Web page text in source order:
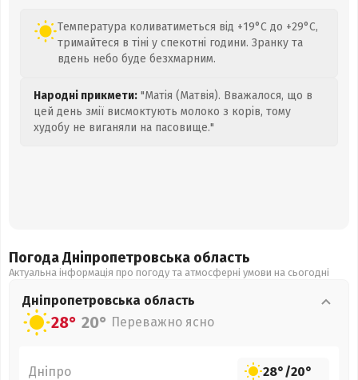
Температура коливатиметься від +19°C до +29°C,
тримайтеся в тіні у спекотні години. Зранку та
вдень небо буде безхмарним.
Народні прикмети: "Матія (Матвія). Вважалося, що в
цей день змії висмоктують молоко з корів, тому
худобу не виганяли на пасовище."
Погода Дніпропетровська область
Актуальна інформація про погоду та атмосферні умови на сьогодні
Дніпропетровська область
28° 20° Переважно ясно
Дніпро 28°/20°